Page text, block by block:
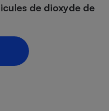
de dioxyde de
Sécurité - Hygiène
Assurance
Epargne - Fiscalité
Circulation routière
Pièce détachée
Moto
Comparatif
Comparatif casque audio
Comparatif tondeuse
Maison de retraite